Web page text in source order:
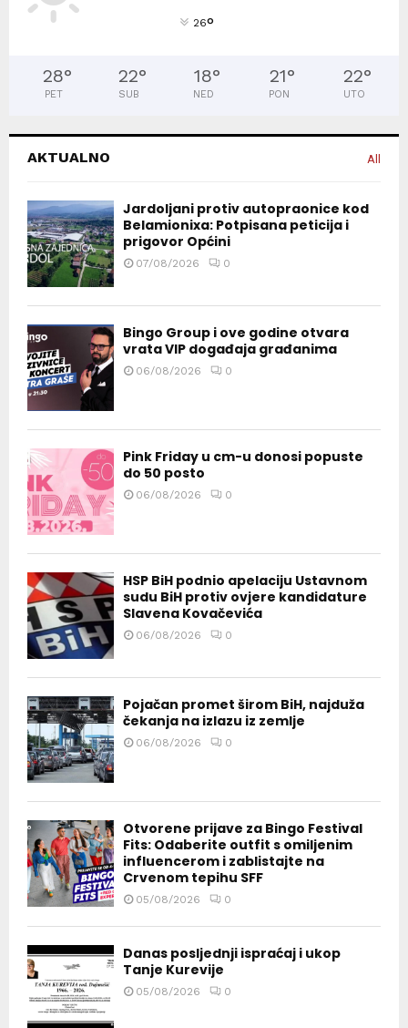
26°
28°
PET
22°
SUB
18°
NED
21°
PON
22°
UTO
AKTUALNO All
Jardoljani protiv autopraonice kod
Belamionixa: Potpisana peticija i
prigovor Općini
07/08/2026 0
Bingo Group i ove godine otvara
vrata VIP događaja građanima
06/08/2026 0
Pink Friday u cm-u donosi popuste
do 50 posto
06/08/2026 0
HSP BiH podnio apelaciju Ustavnom
sudu BiH protiv ovjere kandidature
Slavena Kovačevića
06/08/2026 0
Pojačan promet širom BiH, najduža
čekanja na izlazu iz zemlje
06/08/2026 0
Otvorene prijave za Bingo Festival
Fits: Odaberite outfit s omiljenim
influencerom i zablistajte na
Crvenom tepihu SFF
05/08/2026 0
Danas posljednji ispraćaj i ukop
Tanje Kurevije
05/08/2026 0